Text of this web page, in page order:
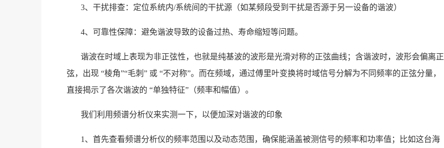
3、干扰排查：定位系统内/系统间的干扰源（如某频段受到干扰是否源于另一设备的谐波）
4、可靠性保障：避免谐波导致的设备过热、寿命缩短等问题。
谐波在时域上表现为非正弦性，也就是纯基波的波形是光滑对称的正弦曲线；含谐波时，波形会偏离正
弦，出现 “棱角”“毛刺” 或 “不对称”。而在频域，通过傅里叶变换将时域信号分解为不同频率的正弦分量，
直接揭示了各次谐波的 “单独特征”（频率和幅值）。
我们利用频谱分析仪来实测一下，以便加深对谐波的印象
1、首先查看频谱分析仪的频率范围以及动态范围，确保能涵盖被测信号的频率和功率值；比如这台海